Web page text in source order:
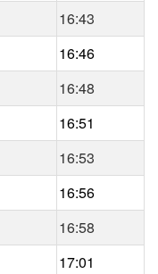
16:43
16:46
16:48
16:51
16:53
16:56
16:58
17:01